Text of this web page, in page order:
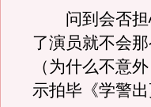
问到会否担
了演员就不会
（为什么不意
示拍毕《学警